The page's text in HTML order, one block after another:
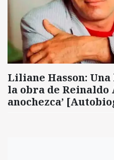
Liliane Hasson:
la obra de Reinaldo
anochezca’